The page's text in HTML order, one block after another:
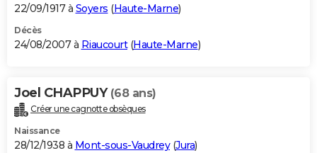
22/09/1917 à Soyers (Haute-Marne)
Décès
24/08/2007 à Riaucourt(Haute-Marne)
Joel CHAPPUY (68 ans)
Créer une cagnotte obsèques
Naissance
28/12/1938 à Mont-sous-Vaudrey(Jura)